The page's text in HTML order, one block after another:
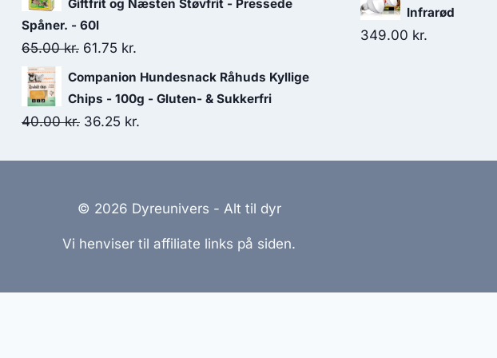
var:
92.50 kr..81.25 kr..
Giftfrit og Næsten Støvfrit - Pressede
Spåner. - 60l
65.00kr. Den
oprindelige
pris
var:
61.75 kr.
aktuelle
pris
er:
Companion Hundesnack Råhuds Kyllige
Chips - 100g - Gluten- & Sukkerfri
40.00kr. Den
40.00 kr..
36.25 kr.
36.25 kr..
Infrarød
349.00 kr.
© 2026 Dyreunivers - Alt til dyr
Vi henviser til affiliate links på siden.